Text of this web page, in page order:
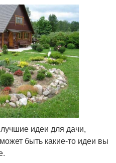
идеи для дачи,
быть какие-то идеи вы